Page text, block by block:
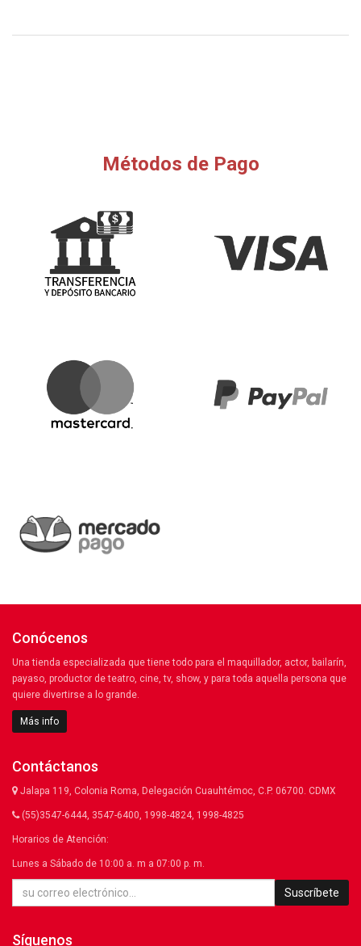
Métodos de Pago
Conócenos
Una tienda especializada que tiene todo para el maquillador, actor, bailarín,
payaso, productor de teatro, cine, tv, show, y para toda aquella persona que
quiere divertirse a lo grande.
Más info
Contáctanos
Jalapa 119, Colonia Roma, Delegación Cuauhtémoc, C.P. 06700. CDMX
(55)3547-6444, 3547-6400, 1998-4824, 1998-4825
Horarios de Atención:
Lunes a Sábado de 10:00 a. m a 07:00 p. m.
Suscríbete
Síguenos